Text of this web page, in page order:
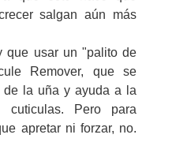
salgan aún más
que usar un "palito de
Remover, que se
de la uña y ayuda a la
cuticulas. Pero para
apretar ni forzar, no.